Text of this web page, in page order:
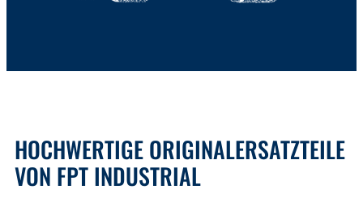
HOCHWERTIGE ORIGINALERSATZTEILE
VON FPT INDUSTRIAL